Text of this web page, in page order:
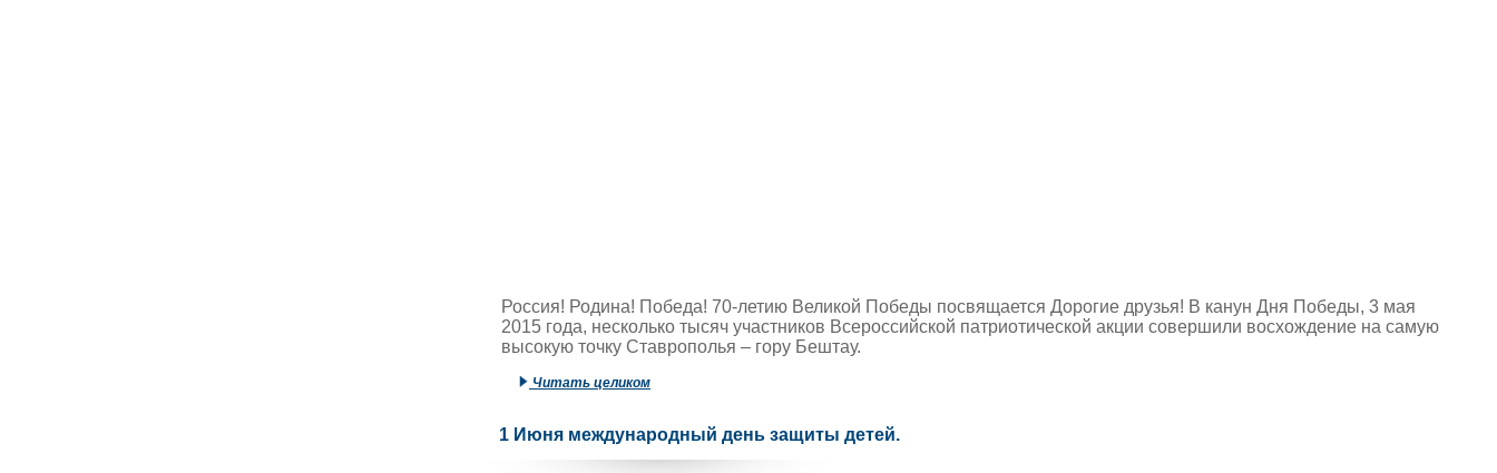
Россия! Родина! Победа! 70-летию Великой Победы посвящается Дорогие друзья! В канун Дня Победы, 3 мая
2015 года, несколько тысяч участников Всероссийской патриотической акции совершили восхождение на самую
высокую точку Ставрополья – гору Бештау.
Читать целиком
1 Июня международный день защиты детей.